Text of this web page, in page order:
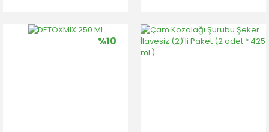
%10